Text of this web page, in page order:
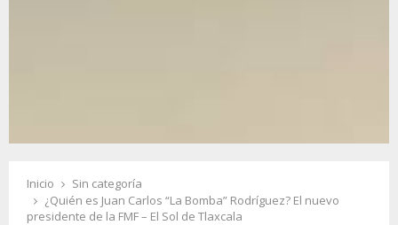
Inicio
Sin categoría
¿Quién es Juan Carlos “La Bomba” Rodríguez? El nuevo
presidente de la FMF – El Sol de Tlaxcala